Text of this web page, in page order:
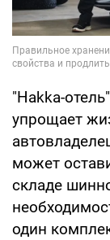
"Hakka-
упрощает
может
складе
один